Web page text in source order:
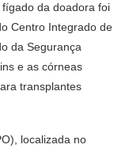
da doadora foi
Centro Integrado de
da Segurança
e as córneas
transplantes
localizada no